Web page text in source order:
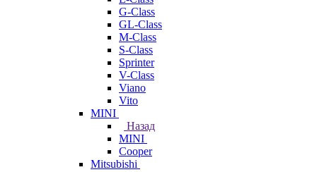
G-Class
GL-Class
M-Class
S-Class
Sprinter
V-Class
Viano
Vito
MINI
Назад
MINI
Cooper
Mitsubishi